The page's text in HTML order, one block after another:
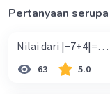
Pertanyaan serupa
63 5.0